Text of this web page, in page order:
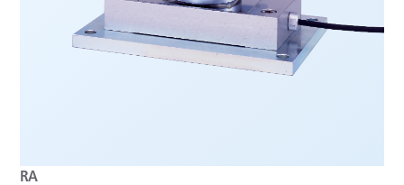
RA